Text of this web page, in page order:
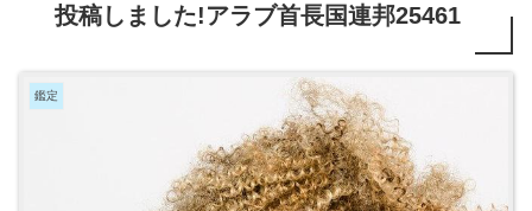
投稿しました!アラブ首長国連邦25461
鑑定